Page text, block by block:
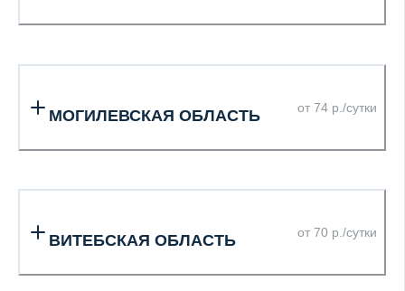
МОГИЛЕВСКАЯ ОБЛАСТЬ от 74 р./сутки
ВИТЕБСКАЯ ОБЛАСТЬ от 70 р./сутки